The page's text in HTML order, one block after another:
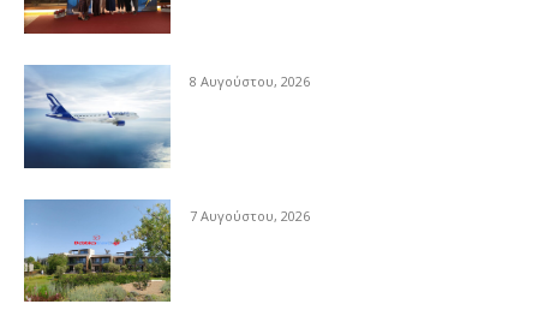
8 Αυγούστου, 2026
7 Αυγούστου, 2026